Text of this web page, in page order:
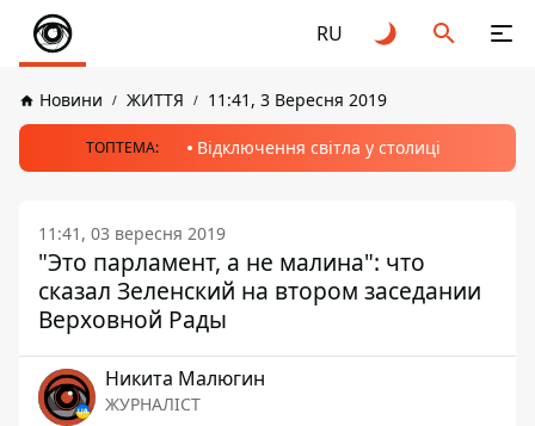
RU
Новини ЖИТТЯ 11:41, 3 Вересня 2019
ТОПТЕМА: Відключення світла у столиці
11:41, 03 вересня 2019
"Это парламент, а не малина": что
сказал Зеленский на втором заседании
Верховной Рады
Никита Малюгин
ЖУРНАЛІСТ